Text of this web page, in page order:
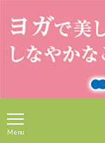
Menu